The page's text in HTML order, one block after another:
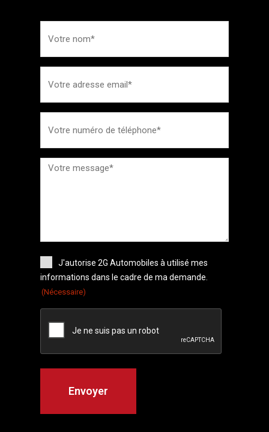
J'autorise 2G Automobiles à utilisé mes
informations dans le cadre de ma demande.
(Nécessaire)